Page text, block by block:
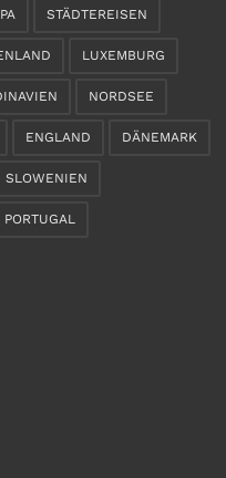
STÄDTEREISEN
LUXEMBURG
NORDSEE
ENGLAND DÄNEMARK
SLOWENIEN
PORTUGAL